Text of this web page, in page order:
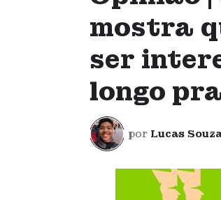
mostra
ser
longo
por Lucas